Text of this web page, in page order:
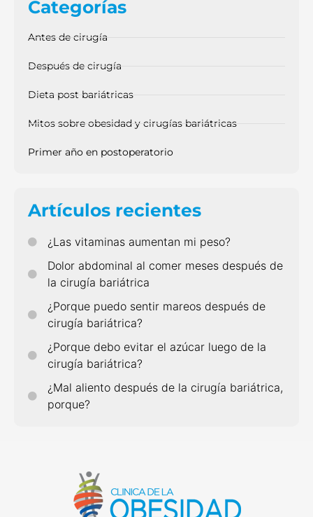
Categorías
Antes de cirugía
Después de cirugía
Dieta post bariátricas
Mitos sobre obesidad y cirugías bariátricas
Primer año en postoperatorio
Artículos recientes
¿Las vitaminas aumentan mi peso?
Dolor abdominal al comer meses después de
la cirugía bariátrica
¿Porque puedo sentir mareos después de
cirugía bariátrica?
¿Porque debo evitar el azúcar luego de la
cirugía bariátrica?
¿Mal aliento después de la cirugía bariátrica,
porque?